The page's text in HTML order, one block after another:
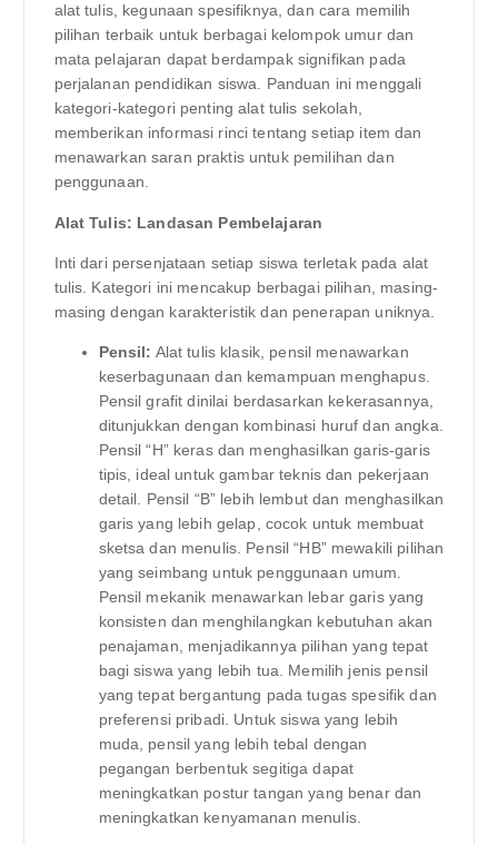
alat tulis, kegunaan spesifiknya, dan cara memilih
pilihan terbaik untuk berbagai kelompok umur dan
mata pelajaran dapat berdampak signifikan pada
perjalanan pendidikan siswa. Panduan ini menggali
kategori-kategori penting alat tulis sekolah,
memberikan informasi rinci tentang setiap item dan
menawarkan saran praktis untuk pemilihan dan
penggunaan.
Alat Tulis: Landasan Pembelajaran
Inti dari persenjataan setiap siswa terletak pada alat
tulis. Kategori ini mencakup berbagai pilihan, masing-
masing dengan karakteristik dan penerapan uniknya.
Pensil: Alat tulis klasik, pensil menawarkan
keserbagunaan dan kemampuan menghapus.
Pensil grafit dinilai berdasarkan kekerasannya,
ditunjukkan dengan kombinasi huruf dan angka.
Pensil “H” keras dan menghasilkan garis-garis
tipis, ideal untuk gambar teknis dan pekerjaan
detail. Pensil “B” lebih lembut dan menghasilkan
garis yang lebih gelap, cocok untuk membuat
sketsa dan menulis. Pensil “HB” mewakili pilihan
yang seimbang untuk penggunaan umum.
Pensil mekanik menawarkan lebar garis yang
konsisten dan menghilangkan kebutuhan akan
penajaman, menjadikannya pilihan yang tepat
bagi siswa yang lebih tua. Memilih jenis pensil
yang tepat bergantung pada tugas spesifik dan
preferensi pribadi. Untuk siswa yang lebih
muda, pensil yang lebih tebal dengan
pegangan berbentuk segitiga dapat
meningkatkan postur tangan yang benar dan
meningkatkan kenyamanan menulis.